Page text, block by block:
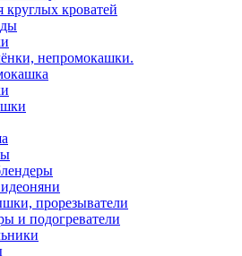
круглых кроватей
непромокашки.
прорезыватели
и подогреватели